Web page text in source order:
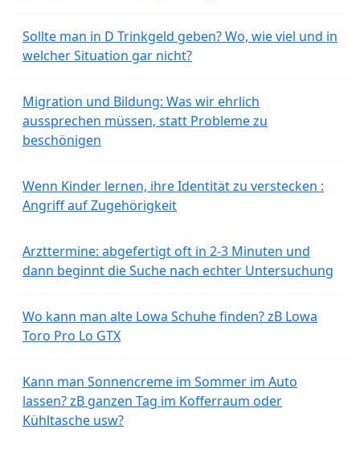
Sollte man in D Trinkgeld geben? Wo, wie viel und in
welcher Situation gar nicht?
Migration und Bildung: Was wir ehrlich
aussprechen müssen, statt Probleme zu
beschönigen
Wenn Kinder lernen, ihre Identität zu verstecken :
Angriff auf Zugehörigkeit
Arzttermine: abgefertigt oft in 2-3 Minuten und
dann beginnt die Suche nach echter Untersuchung
Wo kann man alte Lowa Schuhe finden? zB Lowa
Toro Pro Lo GTX
Kann man Sonnencreme im Sommer im Auto
lassen? zB ganzen Tag im Kofferraum oder
Kühltasche usw?